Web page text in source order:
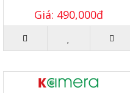
Giá: 490,000đ